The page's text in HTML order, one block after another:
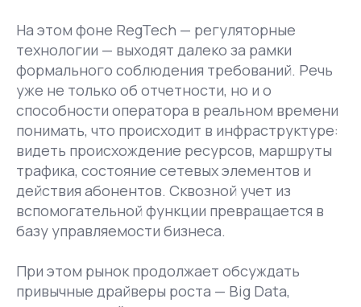
На этом фоне RegTech — регуляторные
технологии — выходят далеко за рамки
формального соблюдения требований. Речь
уже не только об отчетности, но и о
способности оператора в реальном времени
понимать, что происходит в инфраструктуре:
видеть происхождение ресурсов, маршруты
трафика, состояние сетевых элементов и
действия абонентов. Сквозной учет из
вспомогательной функции превращается в
базу управляемости бизнеса.
При этом рынок продолжает обсуждать
привычные драйверы роста — Big Data,